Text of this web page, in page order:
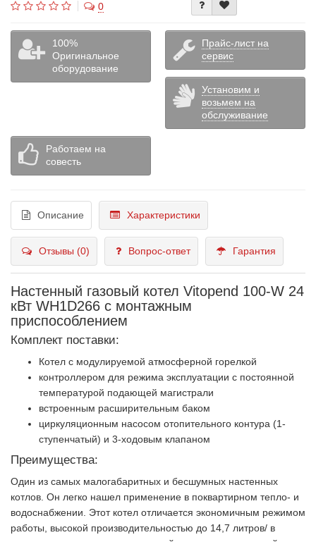
0
100%
Оригинальное
оборудование
Прайс-лист на
сервис
Установим и
возьмем на
обслуживание
Работаем на
совесть
Описание Характеристики
Отзывы (0) Вопрос-ответ Гарантия
Настенный газовый котел Vitopend 100-W 24
кВт WH1D266 с монтажным
приспособлением
Комплект поставки:
Котел с модулируемой атмосферной горелкой
контроллером для режима эксплуатации с постоянной
температурой подающей магистрали
встроенным расширительным баком
циркуляционным насосом отопительного контура (1-
ступенчатый) и 3-ходовым клапаном
Преимущества:
Один из самых малогабаритных и бесшумных настенных
котлов. Он легко нашел применение в поквартирном тепло- и
водоснабжении. Этот котел отличается экономичным режимом
работы, высокой производительностью до 14,7 литров/ в